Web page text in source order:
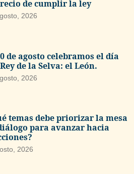
de cumplir la ley
2026
de agosto celebramos el día
de la Selva: el León.
2026
temas debe priorizar la mesa
para avanzar hacia
2026